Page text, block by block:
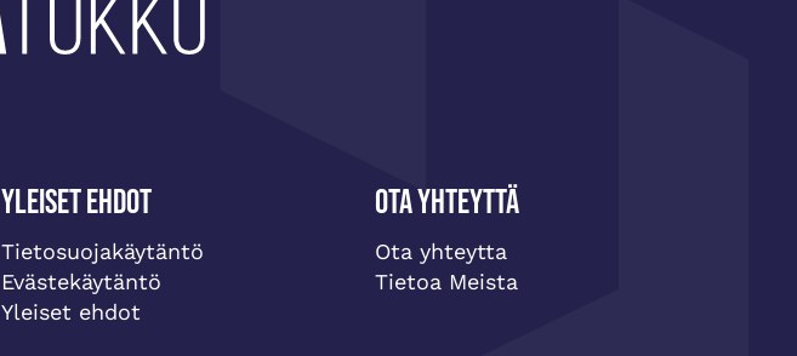
Yleiset ehdot
Tietosuojakäytäntö
Evästekäytäntö
Yleiset ehdot
Ota yhteyttä
Ota yhteytta
Tietoa Meista